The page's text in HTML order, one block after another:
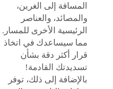
المسافة إلى الغرين،
والمصائد، والعناصر
الرئيسية الأخرى للمسار.
مما سيساعدك في اتخاذ
قرار أكثر دقة بشأن
تسديدتك القادمة!
بالإضافة إلى ذلك، توفر